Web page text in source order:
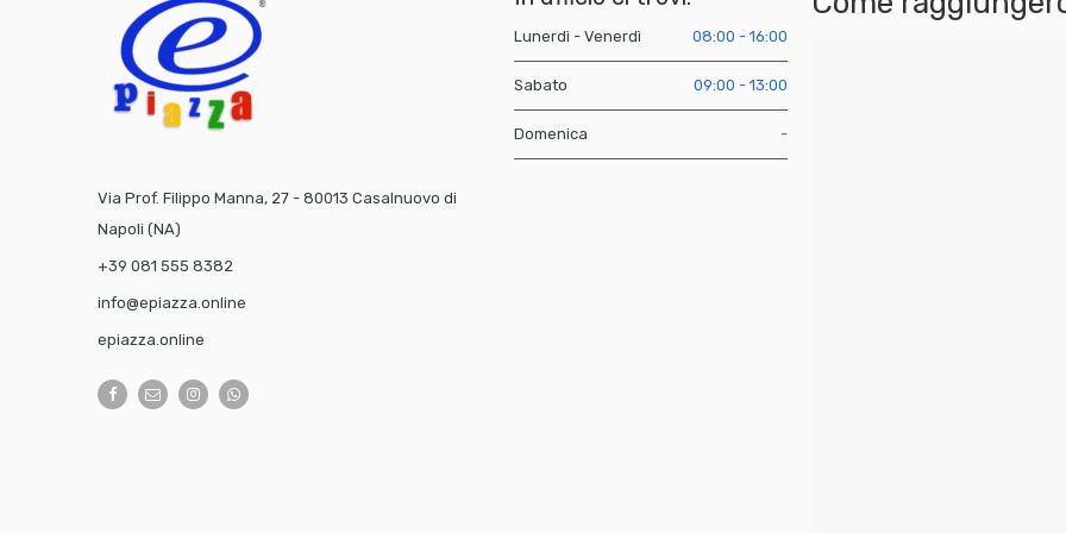
Via Prof. Filippo Manna, 27 - 80013 Casalnuovo di
Napoli (NA)
+39 081 555 8382
info@epiazza.online
epiazza.online
Lunerdì - Venerdì 08:00 - 16:00
Sabato 09:00 - 13:00
Domenica -